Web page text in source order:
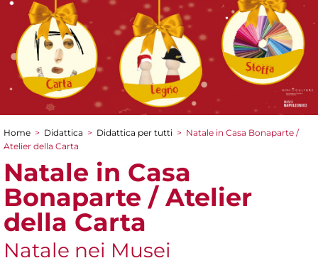
Tu sei qui
Home > Didattica > Didattica per tutti > Natale in Casa Bonaparte /
Atelier della Carta
Natale in Casa
Bonaparte / Atelier
della Carta
Natale nei Musei